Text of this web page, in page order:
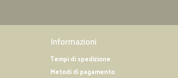
Informazioni
Tempi di spedizione
Metodi di pagamento